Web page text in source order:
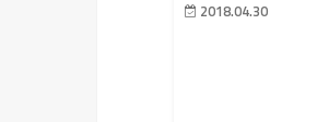
2018.04.30